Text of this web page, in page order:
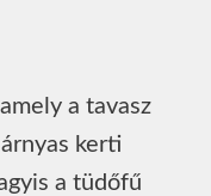
a tavasz
kerti
a tüdőfű